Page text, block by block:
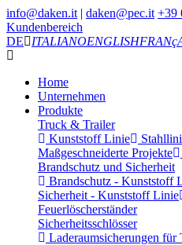
info@daken.it | daken@pec.it +39
Kundenbereich
DE
ITALIANOENGLISH
Home
Unternehmen
Produkte
Truck & Trailer
Kunststoff Linie
Maßgeschneiderte Projekte
Brandschutz und Sicherheit
Brandschutz - Kunststoff
Sicherheit - Kunststoff Linie
Feuerlöscherständer
Sicherheitsschlösser
Laderaumsicherungen für